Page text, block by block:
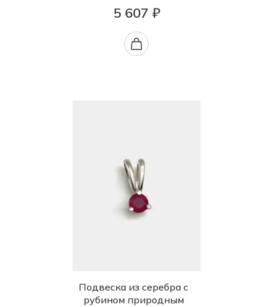
5 607 ₽
Подвеска из серебра с
рубином природным